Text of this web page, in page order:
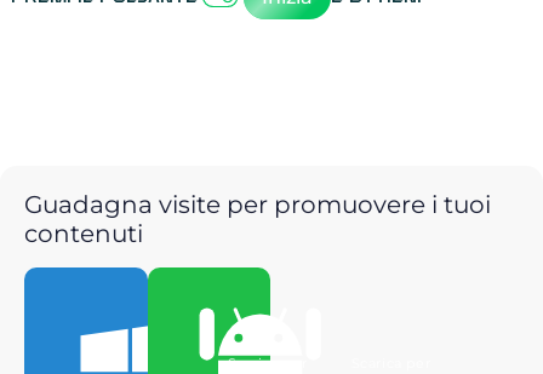
Guadagna visite per promuovere i tuoi
contenuti
Scarica per